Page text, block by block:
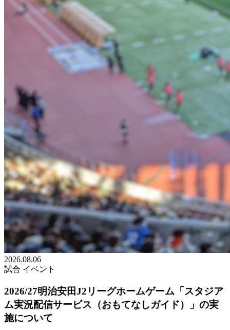
2026.08.06
試合 イベント
2026/27明治安田J2リーグホームゲーム「スタジア
ム実況配信サービス（おもてなしガイド）」の実
施について